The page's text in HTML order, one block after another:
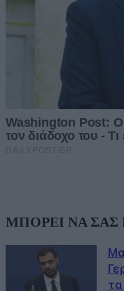
ΜΠΟΡΕΙ ΝΑ ΣΑΣ
τα